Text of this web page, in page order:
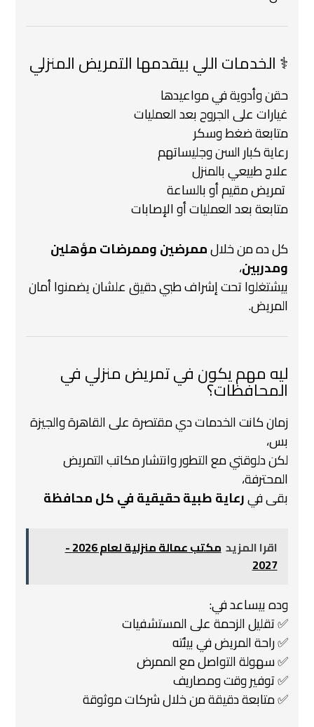
‍⚕️ الخدمات اللي بيقدمها التمريض المنزلي
حقن وأدوية في مواعيدها
غيارات على الجروح بعد العمليات
متابعة ضغط وسكر
رعاية كبار السن وجليساتهم
علاج طبيعي بالمنزل
️ تمريض مقيم أو بالساعة
متابعة بعد العمليات أو الإصابات
كل ده من خلالممرضين وممرضات مؤهلين
ومدربين،
بيشتغلوا تحت إشراف طبي دقيق علشان يضمنوا أمان
المريض.
ليه مهم يكون في تمريض منزلي في
المحافظات؟
زمان كانت الخدمات دي مقتصرة على القاهرة والجيزة
بس،
لكن دلوقتي مع التطور وانتشار مكاتب التمريض
المحترفة،
بقى فيرعاية طبية حقيقية في كل محافظة
اقرا المزيد
مكتب عمالة منزلية لعام 2026 -
2027
وده بيساعد في:
✅ تقليل الزحمة على المستشفيات
✅ راحة المريض في بيئته
✅ سهولة التواصل مع الممرض
✅ توفير وقت ومصاريف
✅ متابعة دقيقة من خلال شركات موثوقة